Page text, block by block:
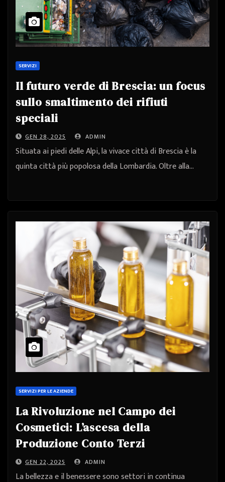
SERVIZI
Il futuro verde di Brescia: un focus
sullo smaltimento dei rifiuti
speciali
GEN 28, 2025 ADMIN
Situata ai piedi delle Alpi, la vivace città di Brescia è la
quinta città più popolosa della Lombardia. Oltre alla…
SERVIZI PER LE AZIENDE
La Rivoluzione nel Campo dei
Cosmetici: L’ascesa della
Produzione Conto Terzi
GEN 22, 2025 ADMIN
La bellezza e il benessere sono settori in continua